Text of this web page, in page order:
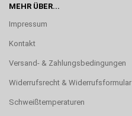
MEHR ÜBER...
Impressum
Kontakt
Versand- & Zahlungsbedingungen
Widerrufsrecht & Widerrufsformular
Schweißtemperaturen